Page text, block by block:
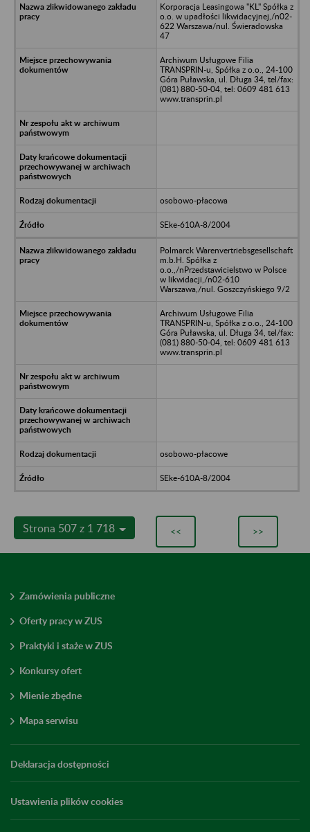
Korporacja Leasingowa "KL" Spółka z
o.o. w upadłości likwidacyjnej,/n02-
622 Warszawa/nul. Świeradowska
47
Archiwum Usługowe Filia
TRANSPRIN-u, Spółka z o.o., 24-100
Góra Puławska, ul. Długa 34, tel/fax:
(081) 880-50-04, tel: 0609 481 613
www.transprin.pl
osobowo-płacowa
SEke-610A-8/2004
Polmarck Warenvertriebsgesellschaft
m.b.H. Spółka z
o.o.,/nPrzedstawicielstwo w Polsce
w likwidacji,/n02-610
Warszawa,/nul. Goszczyńskiego 9/2
Archiwum Usługowe Filia
TRANSPRIN-u, Spółka z o.o., 24-100
Góra Puławska, ul. Długa 34, tel/fax:
(081) 880-50-04, tel: 0609 481 613
www.transprin.pl
osobowo-płacowe
SEke-610A-8/2004
Strona 507 z 1 718 << >>
Zamówienia publiczne
Oferty pracy w ZUS
Praktyki i staże w ZUS
Konkursy ofert
Mienie zbędne
Mapa serwisu
Deklaracja dostępności
Ustawienia plików cookies